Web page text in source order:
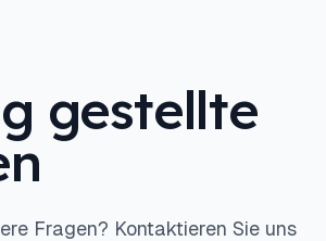
gestellte
Fragen? Kontaktieren Sie uns